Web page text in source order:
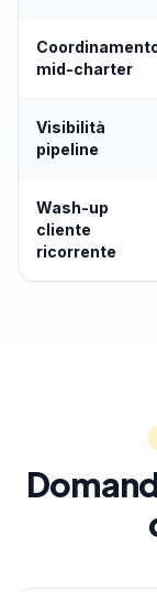
mid-charter
Visibilità
pipeline
Wash-up
cliente
ricorrente